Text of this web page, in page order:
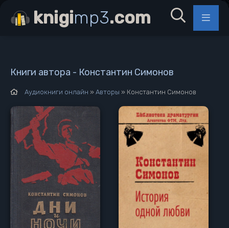
Книги автора - Константин Симонов
Аудиокниги онлайн » Авторы » Константин Симонов
knigimp3.com